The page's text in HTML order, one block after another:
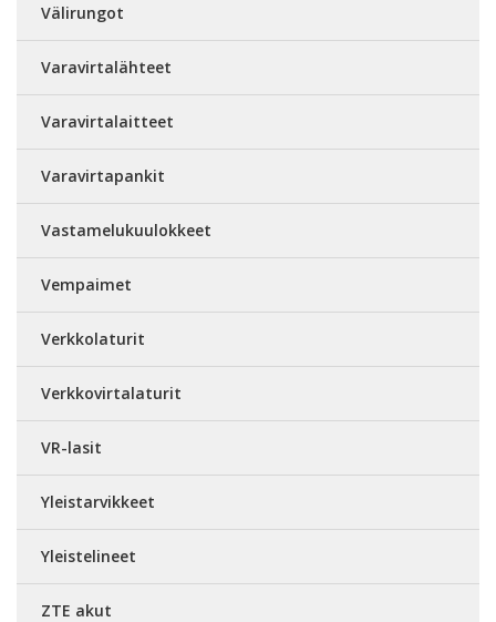
Välirungot
Varavirtalähteet
Varavirtalaitteet
Varavirtapankit
Vastamelukuulokkeet
Vempaimet
Verkkolaturit
Verkkovirtalaturit
VR-lasit
Yleistarvikkeet
Yleistelineet
ZTE akut